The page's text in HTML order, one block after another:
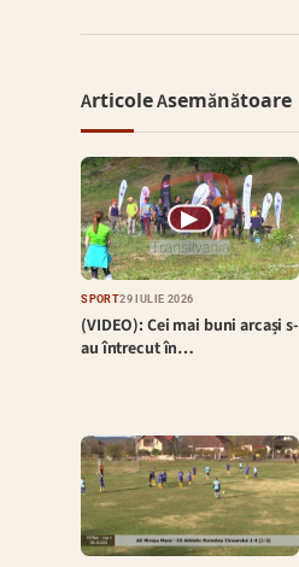
Articole Asemănătoare
▶
SPORT29 IULIE 2026
(VIDEO): Cei mai buni arcași s-
au întrecut în…